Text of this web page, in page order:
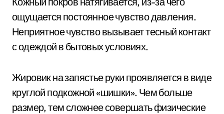
ощущается постоянное чувство давления.
Неприятное чувство вызывает тесный контакт
с одеждой в бытовых условиях.
Жировик на запястье руки проявляется в виде
круглой подкожной «шишки». Чем больше
размер, тем сложнее совершать физические